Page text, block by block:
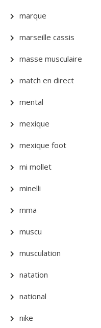
marque
marseille cassis
masse musculaire
match en direct
mental
mexique
mexique foot
mi mollet
minelli
mma
muscu
musculation
natation
national
nike